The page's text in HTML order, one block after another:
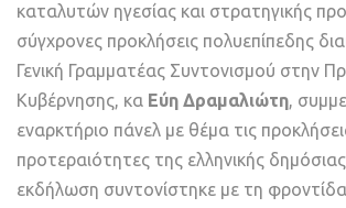
καταλυτών ηγεσίας και στρατηγικής
σύγχρονες προκλήσεις πολυεπίπεδης
Γενική Γραμματέας Συντονισμού στην
Κυβέρνησης, κα Εύη Δραμαλιώτη,
εναρκτήριο πάνελ με θέμα τις
προτεραιότητες της ελληνικής
εκδήλωση συντονίστηκε με τη